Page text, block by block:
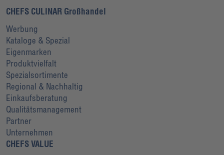
CHEFS CULINAR Großhandel
Werbung
Kataloge & Spezial
Eigenmarken
Produktvielfalt
Spezialsortimente
Regional & Nachhaltig
Einkaufsberatung
Qualitätsmanagement
Partner
Unternehmen
CHEFS VALUE